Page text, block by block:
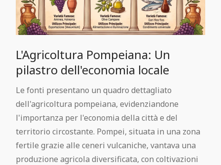
L'Agricoltura Pompeiana: Un
pilastro dell'economia locale
Le fonti presentano un quadro dettagliato
dell'agricoltura pompeiana, evidenziandone
l'importanza per l'economia della città e del
territorio circostante. Pompei, situata in una zona
fertile grazie alle ceneri vulcaniche, vantava una
produzione agricola diversificata, con coltivazioni